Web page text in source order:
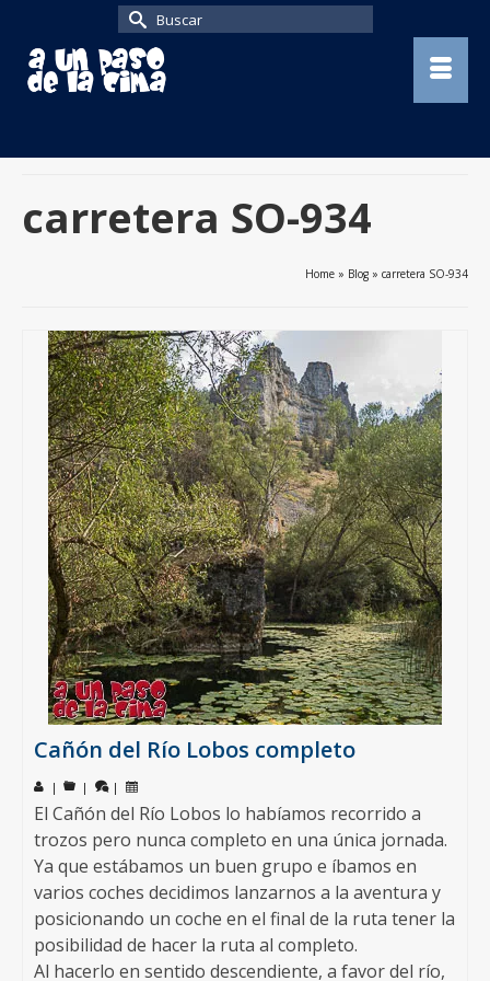
Buscar
por:
carretera SO-934
Home » Blog » carretera SO-934
Cañón del Río Lobos completo
| | |
El Cañón del Río Lobos lo habíamos recorrido a
trozos pero nunca completo en una única jornada.
Ya que estábamos un buen grupo e íbamos en
varios coches decidimos lanzarnos a la aventura y
posicionando un coche en el final de la ruta tener la
posibilidad de hacer la ruta al completo.
Al hacerlo en sentido descendiente, a favor del río,